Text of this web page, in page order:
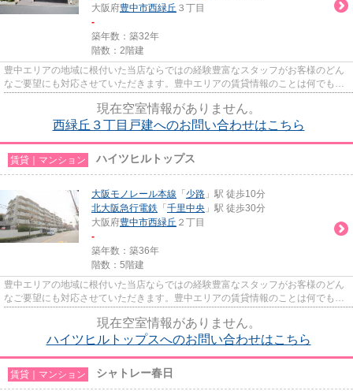
大阪府豊中市西緑丘 ３丁目
-
築年数：築32年
階数：2階建
豊中エリアの地域に根付いた当店ならではの経験豊富なスタッフがお客様のどん
なご要望にも対応させていただきます。豊中エリアの賃貸情報のことは何でもお
現在空室情報がありません。
西緑丘３丁目戸建へのお問い合わせはこちら
賃貸｜マンション ハイツヒルトップス
大阪モノレール本線 「 少路 」駅 徒歩10分
北大阪急行電鉄 「 千里中央 」駅 徒歩30分
大阪府豊中市西緑丘 ２丁目
-
築年数：築36年
階数：5階建
豊中エリアの地域に根付いた当店ならではの経験豊富なスタッフがお客様のどん
なご要望にも対応させていただきます。豊中エリアの賃貸情報のことは何でもお
現在空室情報がありません。
ハイツヒルトップスへのお問い合わせはこちら
賃貸｜マンション シャトレー春日